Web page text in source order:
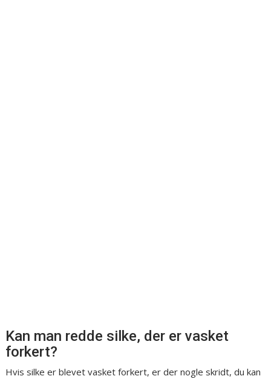
Kan man redde silke, der er vasket
forkert?
Hvis silke er blevet vasket forkert, er der nogle skridt, du kan